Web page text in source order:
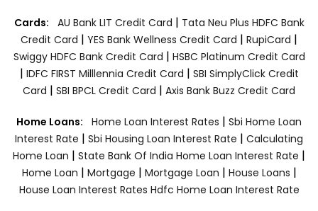
Cards: AU Bank LIT Credit Card | Tata Neu Plus HDFC Bank
Credit Card | YES Bank Wellness Credit Card | RupiCard |
Swiggy HDFC Bank Credit Card | HSBC Platinum Credit Card
| IDFC FIRST Milllennia Credit Card | SBI SimplyClick Credit
Card | SBI BPCL Credit Card | Axis Bank Buzz Credit Card
Home Loans: Home Loan Interest Rates | Sbi Home Loan
Interest Rate | Sbi Housing Loan Interest Rate | Calculating
Home Loan | State Bank Of India Home Loan Interest Rate |
Home Loan | Mortgage | Mortgage Loan | House Loans |
House Loan Interest Rates Hdfc Home Loan Interest Rate